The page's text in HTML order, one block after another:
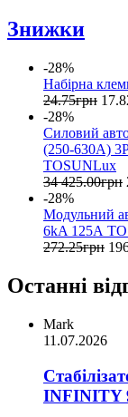
Знижки
-28%
Набірна
24.75грн 17.
-28%
Силовий
(250-630А)
TOSUNLux
34 425.00грн
-28%
Модульний
6kA 125А
272.25грн
Останні
Mark
11.07.2026
INFINITY